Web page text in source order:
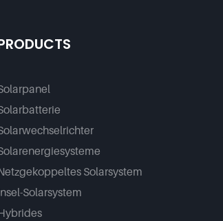
Solarsystem
Solarsystem